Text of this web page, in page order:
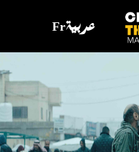
Frعربية